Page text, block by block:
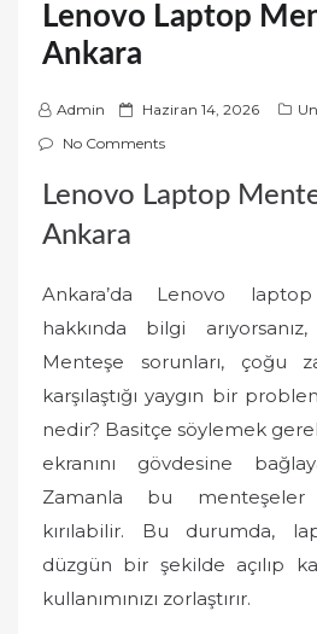
Lenovo Laptop
Ankara
Admin
P
o
t
Haziran 14, 2026
No Comments
Lenovo Laptop
Ankara
Ankara’da Lenovo
hakkında bilgi
Menteşe sorunları, çoğu
karşılaştığı yaygın bir
nedir? Basitçe söylemek
ekranını gövdesine
Zamanla bu menteşeler
kırılabilir. Bu durumda,
düzgün bir şekilde açılıp
kullanımınızı zorlaştırır.